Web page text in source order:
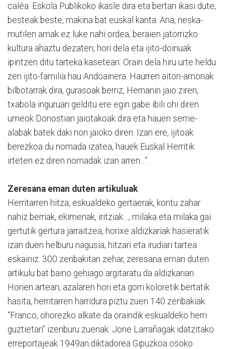
caléa. Eskola Publikoko ikasle dira eta bertan ikasi dute,
besteak beste, makina bat euskal kanta. Ana, neska-
mutilen amak ez luke nahi ordea, beraien jatorrizko
kultura ahaztu dezaten, hori dela eta ijito-doinuak
ipintzen ditu tarteka kasetean. Orain dela hiru urte heldu
zen ijito-familia hau Andoainera. Haurren aiton-amonak
bilbotarrak dira, gurasoak berriz, Hernanin jaio ziren,
txabola inguruan gelditu ere egin gabe ibili ohi diren
umeok Donostian jaiotakoak dira eta hauen seme-
alabak batek daki non jaioko diren. Izan ere, ijitoak
berezkoa du nomada izatea, hauek Euskal Herritik
irteten ez diren nomadak izan arren…”.
Zeresana eman duten artikuluak
Herritarren hitza, eskualdeko gertaerak, kontu zahar
nahiz berriak, ekimenak, iritziak…, milaka eta milaka gai
gertutik gertura jarraitzea, horixe aldizkariak hasieratik
izan duen helburu nagusia; hitzari eta irudiari tartea
eskainiz. 300 zenbakitan zehar, zeresana eman duten
artikulu bat baino gehiago argitaratu da aldizkarian.
Horien artean, azalaren hori eta gorri koloretik bertatik
hasita, herritarren harridura piztu zuen 140 zenbakiak.
“Franco, ohorezko alkate da oraindik eskualdeko herri
guztietan” izenburu zuenak. Jone Larrañagak idatzitako
erreportajeak 1949an diktadorea Gipuzkoa osoko